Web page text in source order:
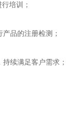
培训；
品的注册检测；
续满足客户需求；